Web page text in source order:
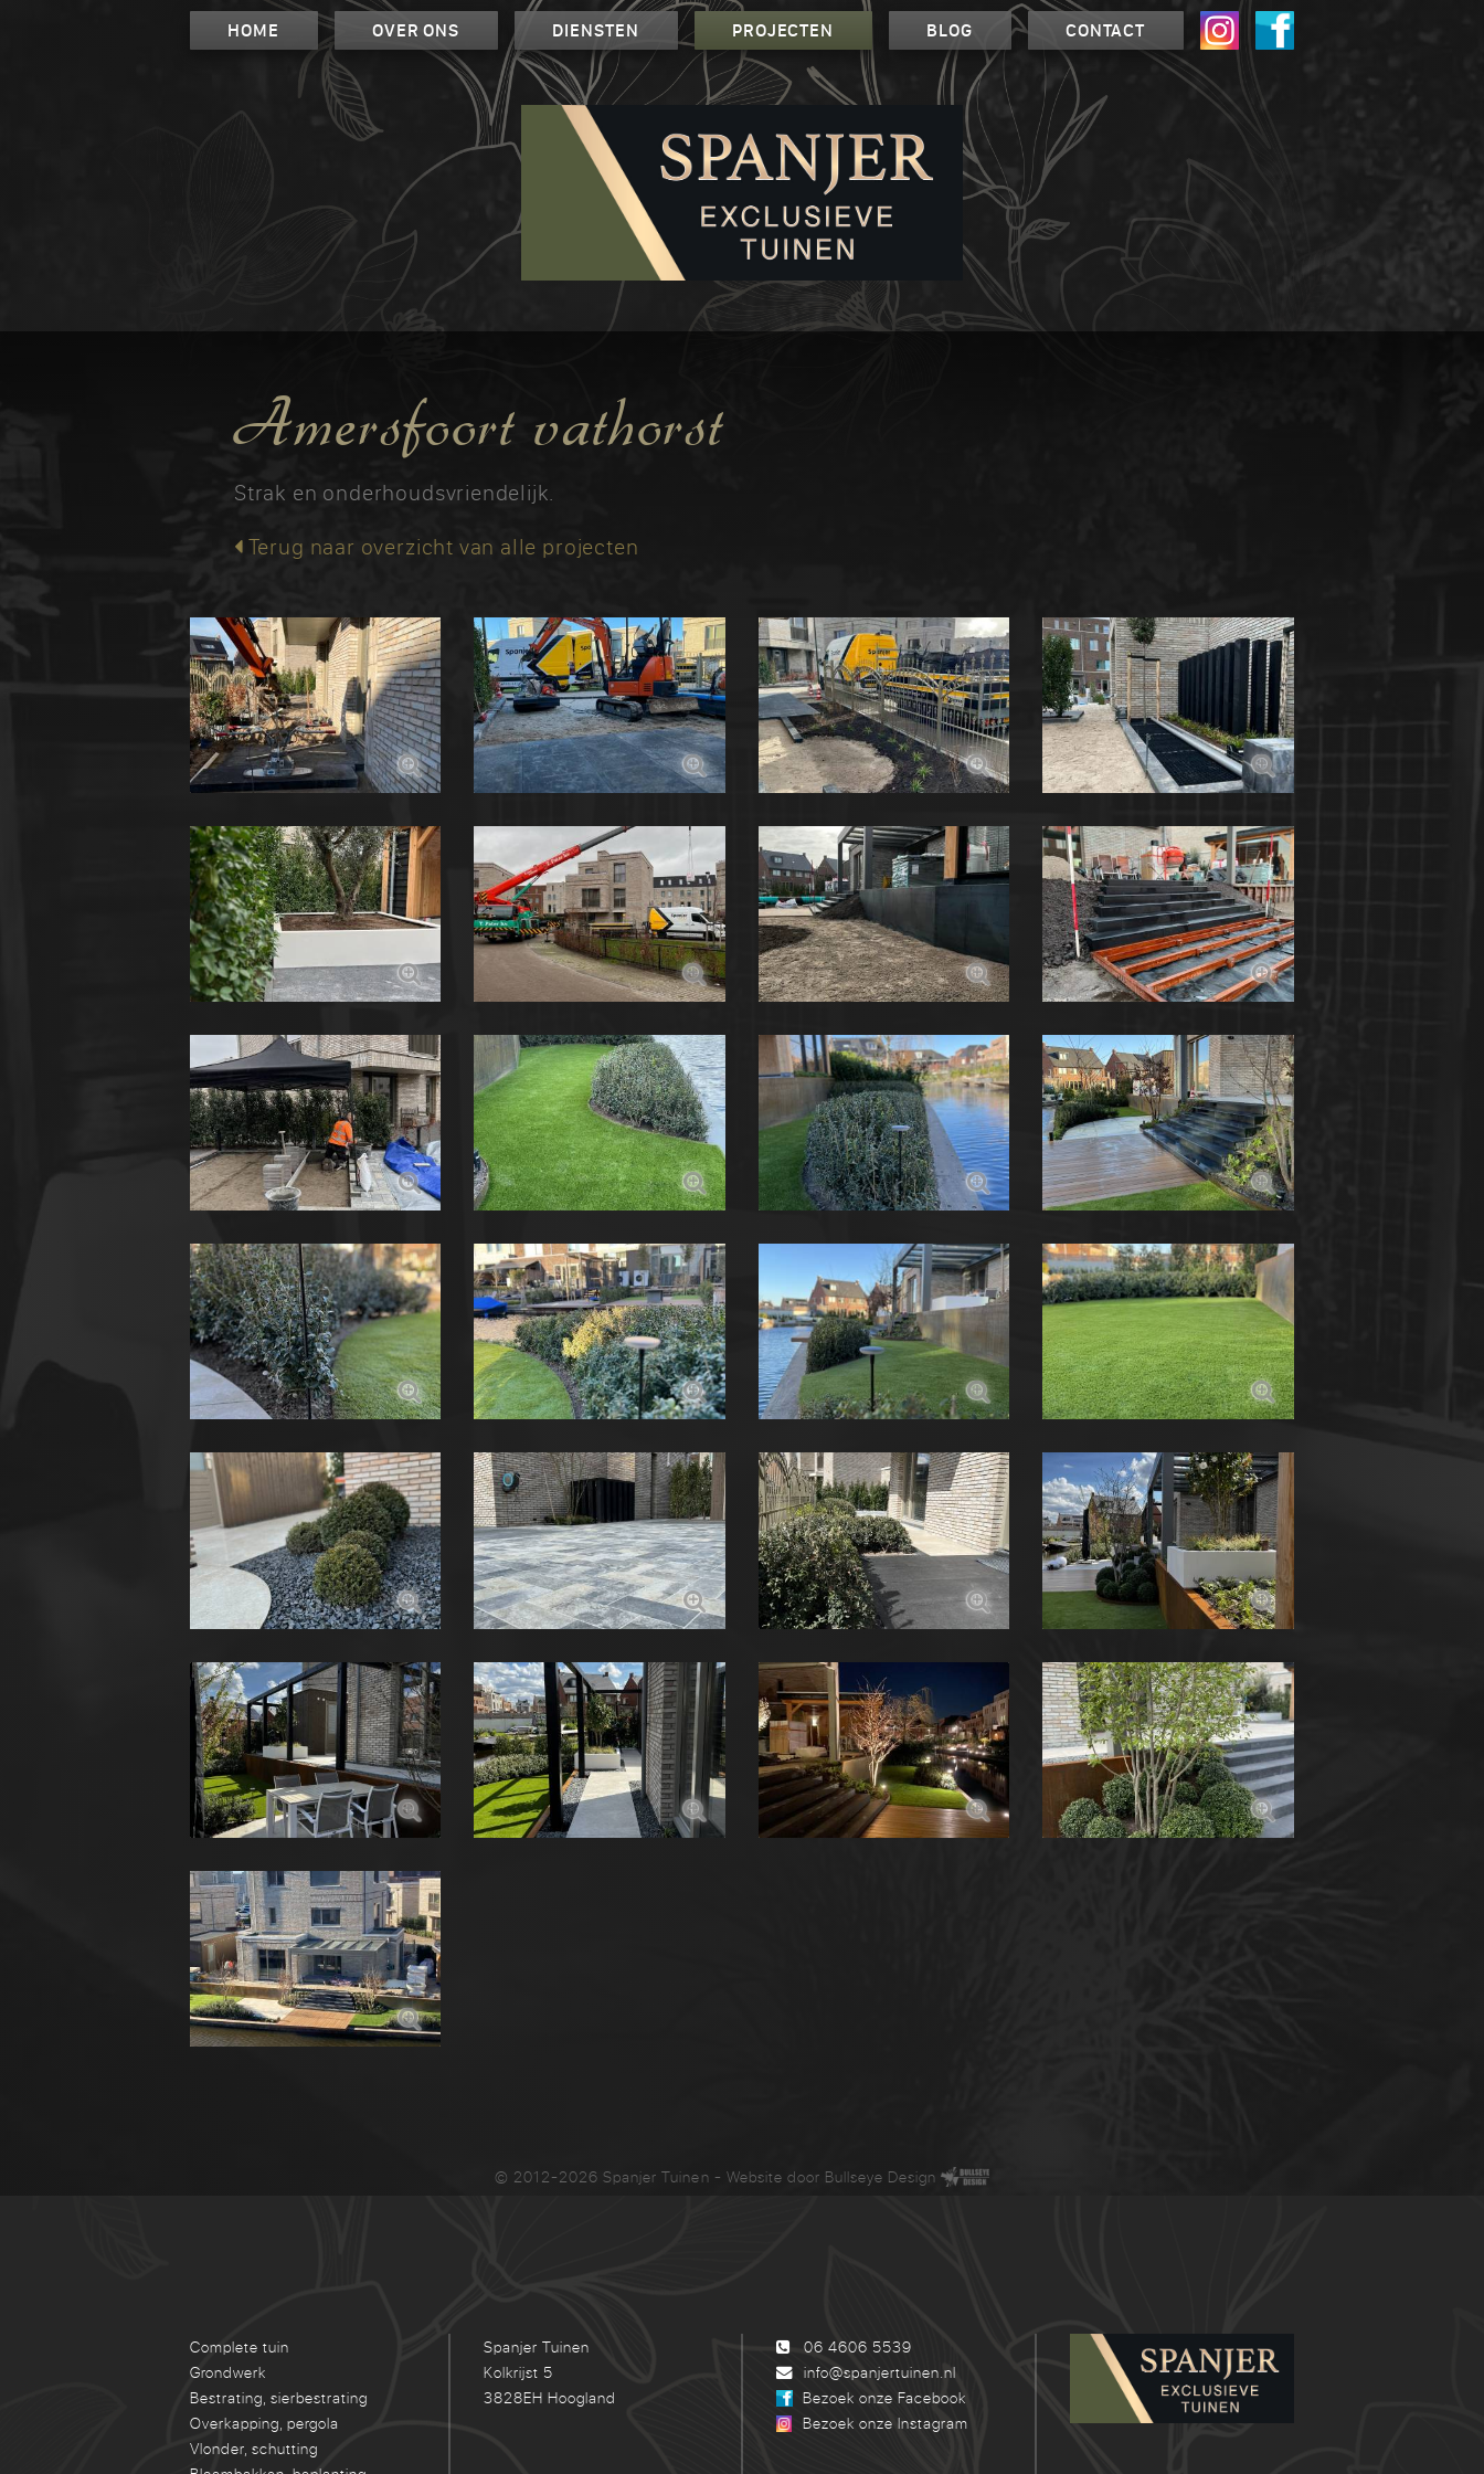
HOME OVER ONS DIENSTEN PROJECTEN BLOG CONTACT
Amersfoort vathorst
Strak en onderhoudsvriendelijk.
Terug naar overzicht van alle projecten
© 2012-2026 Spanjer Tuinen - Website door Bullseye Design
Complete tuin
Grondwerk
Bestrating, sierbestrating
Overkapping, pergola
Vlonder, schutting
Spanjer Tuinen
Kolkrijst 5
3828EH Hoogland
06 4606 5539
info@spanjertuinen.nl
Bezoek onze Facebook
Bezoek onze Instagram